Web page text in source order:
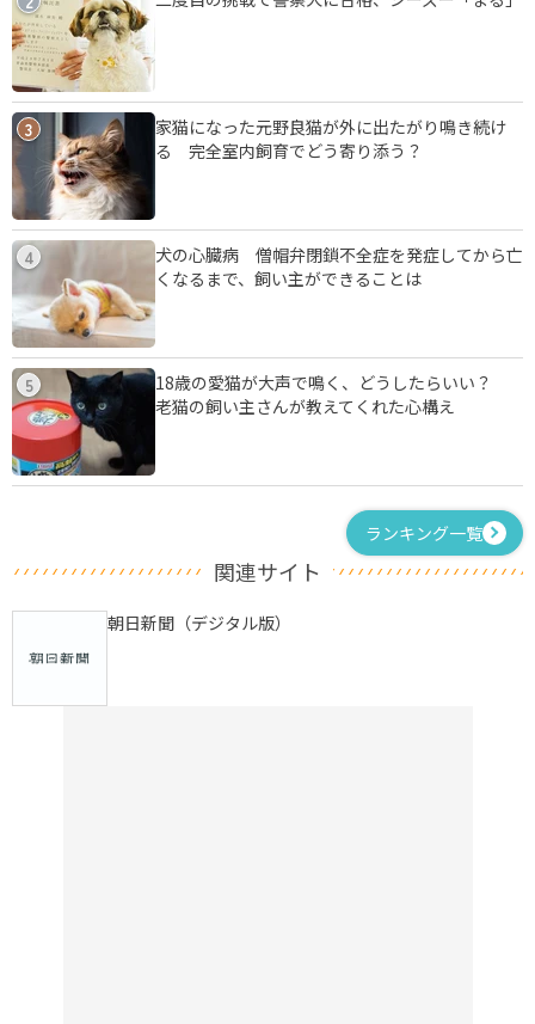
3
家猫になった元野良猫が外に出たがり鳴き続け
る 完全室内飼育でどう寄り添う？
4
犬の心臓病 僧帽弁閉鎖不全症を発症してから亡
くなるまで、飼い主ができることは
5
18歳の愛猫が大声で鳴く、どうしたらいい？
老猫の飼い主さんが教えてくれた心構え
ランキング一覧
関連サイト
朝日新聞（デジタル版）